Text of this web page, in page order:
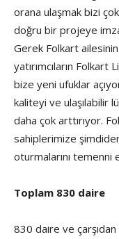
orana ulaşmak bizi
doğru bir projeye
Gerek Folkart
yatırımcıların
bize yeni ufuklar
kaliteyi ve ulaşılabilir
daha çok arttırıyor.
sahiplerimize
oturmalarını temenni
Toplam 830 daire
830 daire ve